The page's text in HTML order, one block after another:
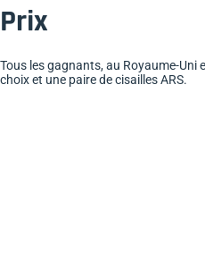
Prix
Tous les gagnants, au Royaume-Uni
choix et une paire de cisailles ARS.